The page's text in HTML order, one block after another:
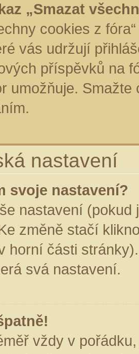
„Smazat
cookies z
vás udržují
příspěvků na
umožňuje.
nastavení
svoje nastavení?
nastavení (pokud
změně stačí
horní části
svá nastavení.
vždy v